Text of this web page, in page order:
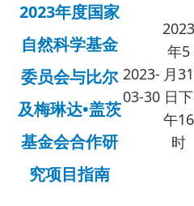
2023年度国家
自然科学基金
委员会与比尔
及梅琳达•盖茨
基金会合作研
究项目指南
2023-
03-30
2023
年5
月31
日下
午16
时